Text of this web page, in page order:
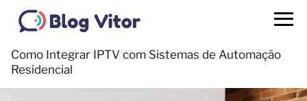
Como Integrar IPTV com Sistemas de Automação
Residencial